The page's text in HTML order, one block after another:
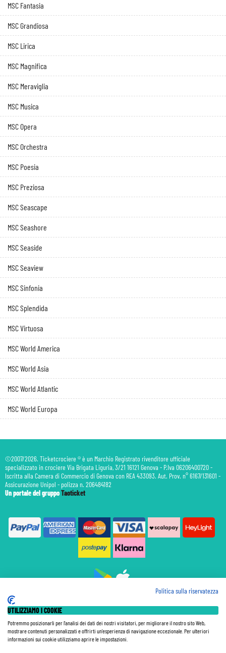
MSC Fantasia
MSC Grandiosa
MSC Lirica
MSC Magnifica
MSC Meraviglia
MSC Musica
MSC Opera
MSC Orchestra
MSC Poesia
MSC Preziosa
MSC Seascape
MSC Seashore
MSC Seaside
MSC Seaview
MSC Sinfonia
MSC Splendida
MSC Virtuosa
MSC World America
MSC World Asia
MSC World Atlantic
MSC World Europa
©2007/2026. Ticketcrociere ® è un Marchio Registrato rivenditore ufficiale
specializzato in crociere Via Brigata Liguria, 3/21 16121 Genova - P.Iva 06206400720 -
Iscritta alla Camera di Commercio di Genova con REA 433093. Aut. Prov. n° 6167/131601 -
Assicurazione Unipol - polizza n. 206484182
Un portale del gruppoTaoticket
Assicurazione
Le Tariffe pubblicate si intendono per persona (p.p.) con Tasse e Diritti Portuali inclusi. Le quote di
Politica sulla riservatezza
UTILIZZIAMO I COOKIE
Potremmo posizionarli per l'analisi dei dati dei nostri visitatori, per migliorare il nostro sito Web,
mostrare contenuti personalizzati e offrirti un'esperienza di navigazione eccezionale. Per ulteriori
informazioni sui cookie utilizziamo aprire le impostazioni.